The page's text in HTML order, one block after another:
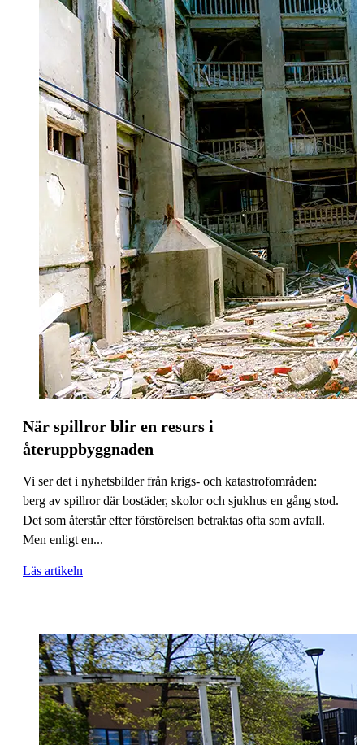
När spillror blir en resurs i
återuppbyggnaden
Vi ser det i nyhetsbilder från krigs- och katastrofområden:
berg av spillror där bostäder, skolor och sjukhus en gång stod.
Det som återstår efter förstörelsen betraktas ofta som avfall.
Men enligt en...
Läs artikeln